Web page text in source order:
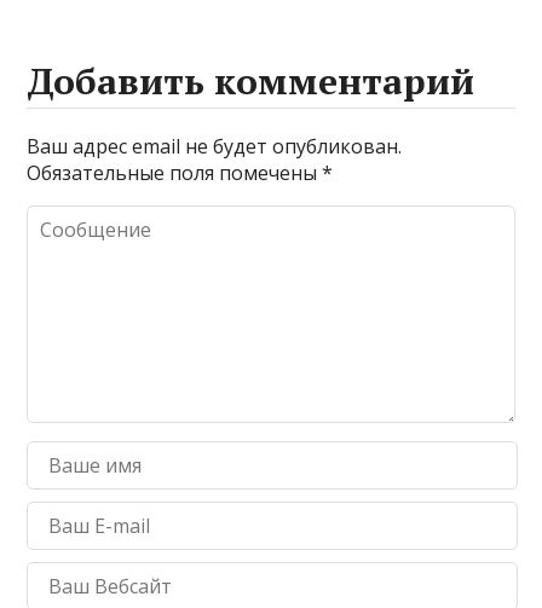
Добавить комментарий
Ваш адрес email не будет опубликован.
Обязательные поля помечены*